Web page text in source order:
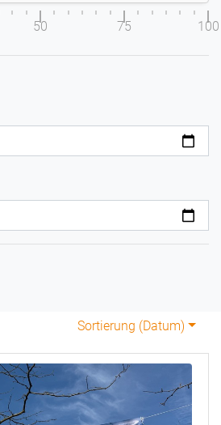
50 75 100
Sortierung (Datum)